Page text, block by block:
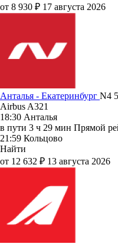
от 8 930 ₽ 17 августа 2026
Анталья - Екатеринбург N4
Airbus A321
18:30 Анталья
в пути 3 ч 29 мин Прямой
21:59 Кольцово
Найти
от 12 632 ₽ 13 августа 2026